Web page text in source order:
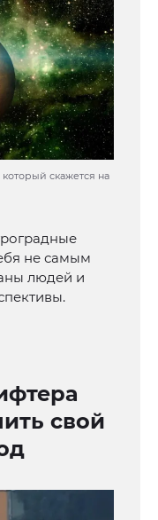
скажется на
не самым
людей и
свой